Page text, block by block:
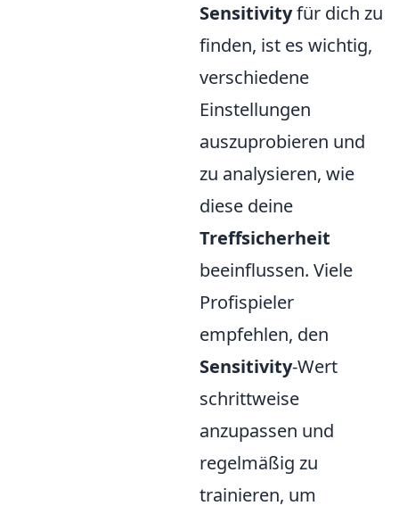
Sensitivityfür dich zu
finden, ist es wichtig,
verschiedene
Einstellungen
auszuprobieren und
zu analysieren, wie
diese deine
Treffsicherheit
beeinflussen. Viele
Profispieler
empfehlen, den
Sensitivity-Wert
schrittweise
anzupassen und
regelmäßig zu
trainieren, um